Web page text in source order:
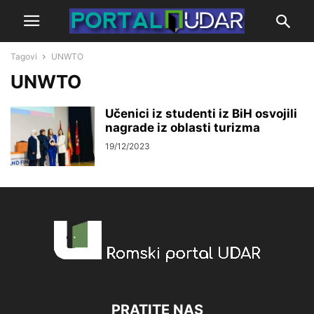
Tagovi UNWTO
UNWTO
Učenici iz studenti iz BiH osvojili
nagrade iz oblasti turizma
19/12/2023
PRATITE NAS